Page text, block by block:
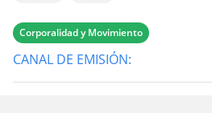
Corporalidad y Movimiento
CANAL DE EMISIÓN: